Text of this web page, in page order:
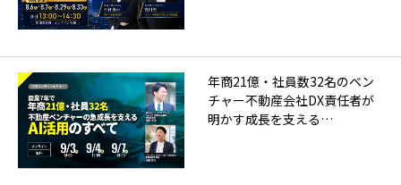
年商21億・社員数32名のベン
チャー不動産会社DX責任者が
明かす成長を支える…